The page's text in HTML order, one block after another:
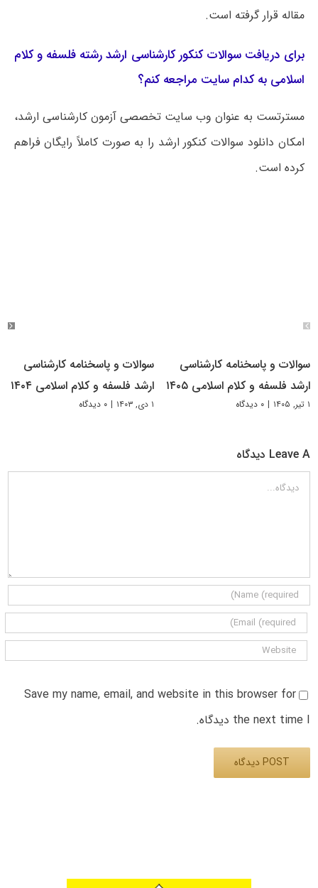
مقاله قرار گرفته است.
برای دریافت سوالات کنکور کارشناسی ارشد رشته فلسفه و کلام
اسلامی به کدام سایت مراجعه کنم؟
مسترتست به عنوان وب سایت تخصصی آزمون کارشناسی ارشد،
امکان دانلود سوالات کنکور ارشد را به صورت کاملاً رایگان فراهم
کرده است.
سوالات و پاسخنامه کارشناسی
ارشد فلسفه و کلام اسلامی ۱۴۰۵
۱ تیر, ۱۴۰۵ | ۰ دیدگاه
سوالات و پاسخنامه کارشناسی
ارشد فلسفه و کلام اسلامی ۱۴۰۴
۱ دی, ۱۴۰۳ | ۰ دیدگاه
Leave A دیدگاه
دیدگاه
Save my name, email, and website in this browser for
the next time I دیدگاه.